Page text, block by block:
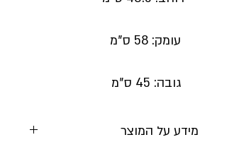
עומק: 58 ס"מ
גובה: 45 ס"מ
מידע על המוצר